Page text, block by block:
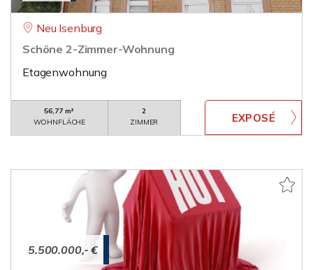
Neu Isenburg
Schöne 2-Zimmer-Wohnung
Etagenwohnung
56,77 m²
WOHNFLÄCHE
2
ZIMMER
5.500.000,- €